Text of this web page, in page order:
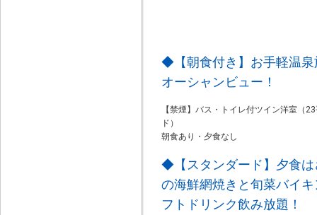
◆【朝食付き】お手軽温
オーシャンビュー！
【禁煙】バス・トイレ付ツイン洋室（
ド）
朝食あり・夕食なし
◆【スタンダード】夕食は
の海鮮網焼きと旬菜バイ
フトドリンク飲み放題！